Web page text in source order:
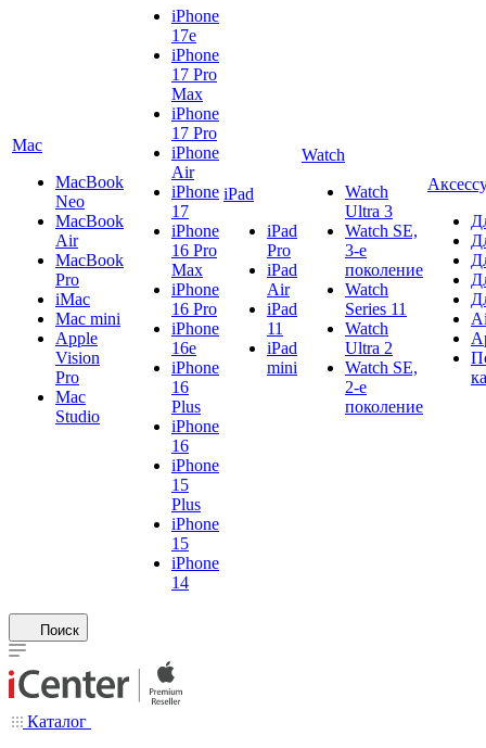
Mac
MacBook
Neo
MacBook
Air
MacBook
Pro
iMac
Mac mini
Apple
Vision
Pro
Mac
Studio
iPhone
17e
iPhone
17 Pro
Max
iPhone
17 Pro
iPhone
Air
iPhone
17
iPhone
16 Pro
Max
iPhone
16 Pro
iPhone
16e
iPhone
16
Plus
iPhone
16
iPhone
15
Plus
iPhone
15
iPhone
14
iPad
iPad
Pro
iPad
Air
iPad
11
iPad
mini
Watch
Watch
Ultra 3
Watch SE,
3-е
поколение
Watch
Series 11
Watch
Ultra 2
Watch SE,
2-е
поколение
Поиск
Каталог